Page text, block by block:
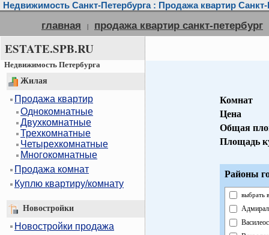
Недвижимость Санкт-Петербурга : Продажа квартир Санкт-
главная | продажа квартир санкт-петербург
ESTATE.SPB.RU
Недвижимость Петербурга
Жилая
Продажа квартир
Однокомнатные
Двухкомнатные
Трехкомнатные
Четырехкомнатные
Многокомнатные
Продажа комнат
Куплю квартиру/комнату
Новостройки
Новостройки продажа
Комнат
Цена
Общая
Площадь
Районы
выбрать